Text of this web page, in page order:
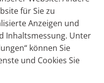
für Sie zu
Anzeigen und
Inhaltsmessung. Unter
können Sie
und Cookies Sie
Lungenfibrose
den
der Steinböcke